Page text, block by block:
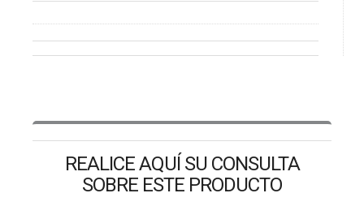
REALICE AQUÍ SU CONSULTA
SOBRE ESTE PRODUCTO